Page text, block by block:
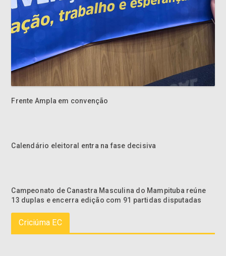
Frente Ampla em convenção
Calendário eleitoral entra na fase decisiva
Campeonato de Canastra Masculina do Mampituba reúne
13 duplas e encerra edição com 91 partidas disputadas
Criciúma EC